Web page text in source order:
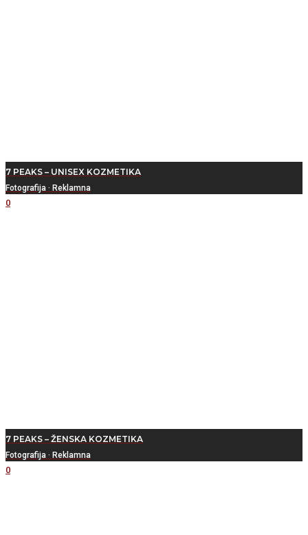
7 PEAKS – UNISEX KOZMETIKA
Fotografija · Reklamna
0
7 PEAKS – ŽENSKA KOZMETIKA
Fotografija · Reklamna
0